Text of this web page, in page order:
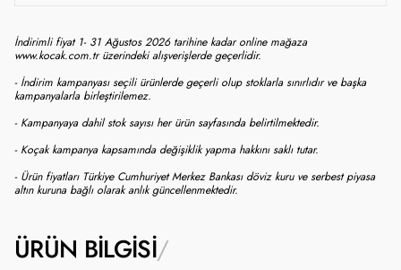
İndirimli fiyat 1- 31 Ağustos 2026 tarihine kadar online mağaza
www.kocak.com.tr üzerindeki alışverişlerde geçerlidir.
- İndirim kampanyası seçili ürünlerde geçerli olup stoklarla sınırlıdır ve başka
kampanyalarla birleştirilemez.
- Kampanyaya dahil stok sayısı her ürün sayfasında belirtilmektedir.
- Koçak kampanya kapsamında değişiklik yapma hakkını saklı tutar.
- Ürün fiyatları Türkiye Cumhuriyet Merkez Bankası döviz kuru ve serbest piyasa
altın kuruna bağlı olarak anlık güncellenmektedir.
ÜRÜN BILGISI